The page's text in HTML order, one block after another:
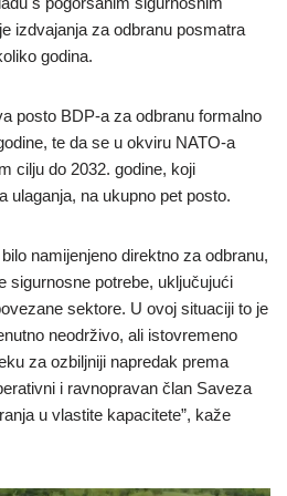
izdvajanja za odbranu posmatra
godina.
posto BDP-a za odbranu formalno
te da se u okviru NATO-a
cilju do 2032. godine, koji
ulaganja, na ukupno pet posto.
namijenjeno direktno za odbranu,
sigurnosne potrebe, uključujući
sektore. U ovoj situaciji to je
neodrživo, ali istovremeno
za ozbiljniji napredak prema
i ravnopravan član Saveza
u vlastite kapacitete”, kaže